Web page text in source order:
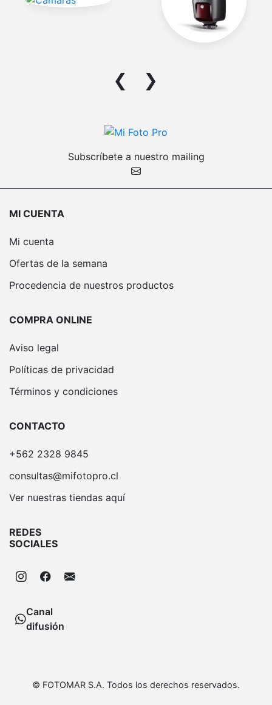
❮ ❯
Subscríbete a nuestro mailing
MI CUENTA
Mi cuenta
Ofertas de la semana
Procedencia de nuestros productos
COMPRA ONLINE
Aviso legal
Políticas de privacidad
Términos y condiciones
CONTACTO
+562 2328 9845
consultas@mifotopro.cl
Ver nuestras tiendas aquí
REDES
SOCIALES
Canal
difusión
© FOTOMAR S.A. Todos los derechos reservados.